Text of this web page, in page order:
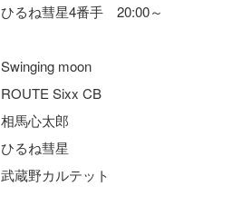
ひるね彗星4番手 20:00～
Swinging moon
ROUTE Sixx CB
相馬心太郎
ひるね彗星
武蔵野カルテット